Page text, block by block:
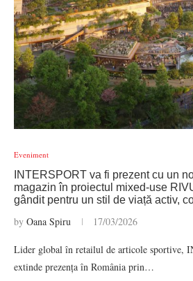
Eveniment
INTERSPORT va fi prezent cu un
magazin în proiectul mixed-use
gândit pentru un stil de viață activ,
by Oana Spiru 17/03/2026
Lider global în retailul de articole sportive,
extinde prezența în România prin…